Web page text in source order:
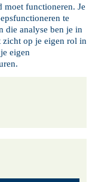
moet functioneren. Je
te
die analyse ben je in
zicht op je eigen rol in
eigen